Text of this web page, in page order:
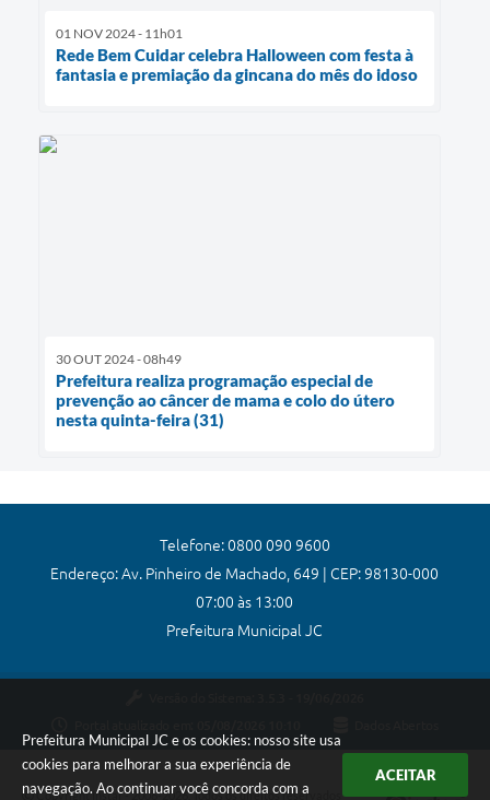
Prefeitura Municipal JC e os cookies: nosso site usa
cookies para melhorar a sua experiência de
navegação. Ao continuar você concorda com a
ACEITAR
01 NOV 2024 - 11h01
Rede Bem Cuidar celebra Halloween com festa à
fantasia e premiação da gincana do mês do idoso
30 OUT 2024 - 08h49
Prefeitura realiza programação especial de
prevenção ao câncer de mama e colo do útero
nesta quinta-feira (31)
Telefone: 0800 090 9600
Endereço: Av. Pinheiro de Machado, 649 | CEP: 98130-000
07:00 às 13:00
Prefeitura Municipal JC
Copyright Instar - 2006-2026. Todos os direitos reservados -